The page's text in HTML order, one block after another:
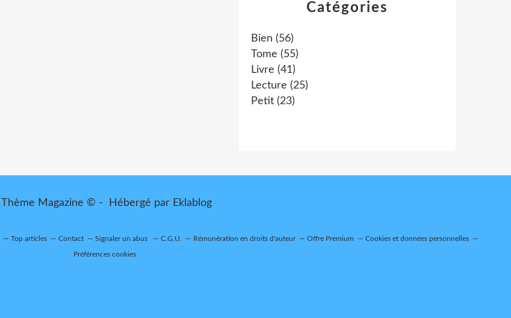
Catégories
Bien (56)
Tome (55)
Livre (41)
Lecture (25)
Petit (23)
Thème Magazine © - Hébergé par Eklablog
Top articles Contact Signaler un abus C.G.U. Rémunération en droits d'auteur Offre Premium Cookies et données personnelles
Préférences cookies